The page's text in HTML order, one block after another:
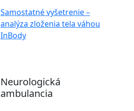
Samostatné vyšetrenie –
analýza zloženia tela váhou
InBody
Neurologická
ambulancia